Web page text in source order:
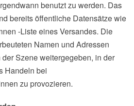
benutzt zu werden. Das
bereits öffentliche Datensätze wie
-Liste eines Versandes. Die
Namen und Adressen
Szene weitergegeben, in der
Handeln bei
zu provozieren.